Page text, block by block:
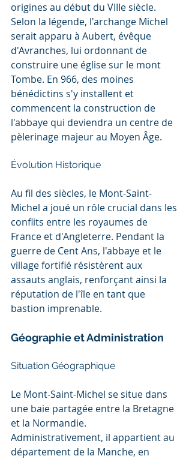
origines au début du VIIIe siècle.
Selon la légende, l'archange Michel
serait apparu à Aubert, évêque
d'Avranches, lui ordonnant de
construire une église sur le mont
Tombe. En 966, des moines
bénédictins s'y installent et
commencent la construction de
l'abbaye qui deviendra un centre de
pèlerinage majeur au Moyen Âge.
Évolution Historique
Au fil des siècles, le Mont-Saint-
Michel a joué un rôle crucial dans les
conflits entre les royaumes de
France et d'Angleterre. Pendant la
guerre de Cent Ans, l'abbaye et le
village fortifié résistèrent aux
assauts anglais, renforçant ainsi la
réputation de l'île en tant que
bastion imprenable.
Géographie et Administration
Situation Géographique
Le Mont-Saint-Michel se situe dans
une baie partagée entre la Bretagne
et la Normandie.
Administrativement, il appartient au
département de la Manche, en